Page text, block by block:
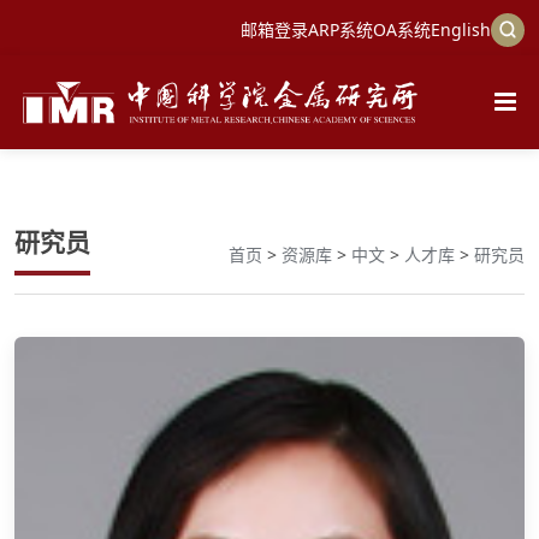
邮箱登录ARP系统OA系统English
研究员 首页 > 资源库 > 中文 > 人才库 > 研究员